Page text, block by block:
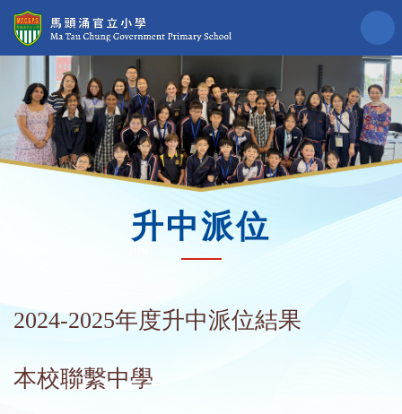
升中派位
2024-2025年度升中派位結果
本校聯繫中學